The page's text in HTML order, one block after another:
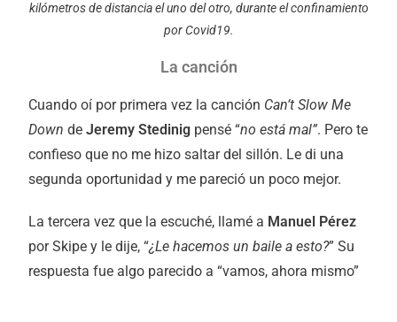
kilómetros de distancia el uno del otro, durante el confinamiento
por Covid19.
La canción
Cuando oí por primera vez la canción Can’t Slow Me
Down deJeremy Stedinig pensé “no está mal”. Pero te
confieso que no me hizo saltar del sillón. Le di una
segunda oportunidad y me pareció un poco mejor.
La tercera vez que la escuché, llamé a Manuel Pérez
por Skipe y le dije, “¿Le hacemos un baile a esto?” Su
respuesta fue algo parecido a “vamos, ahora mismo”